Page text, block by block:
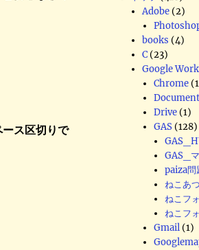
ース区切りで
Adobe(2)
books (4)
C(23)
Google
Chrome
Document
Drive(1)
GAS(128)
GAS_
paiza問
ねこあ
ねこフ
ねこフ
Gmail(1)